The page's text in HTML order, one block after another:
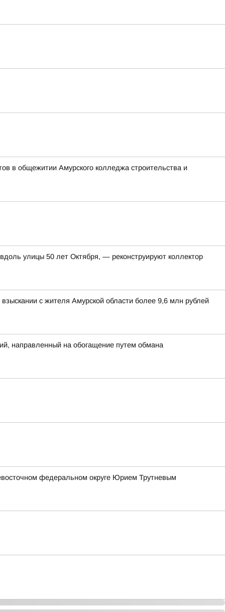
в общежитии Амурского колледжа строительства и
улицы 50 лет Октября, — реконструируют коллектор
с жителя Амурской области более 9,6 млн рублей
направленный на обогащение путем обмана
федеральном округе Юрием Трутневым